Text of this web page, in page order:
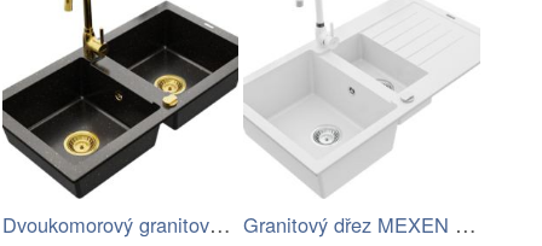
Dvoukomorový granitový dřez MEXEN MARIO… Granitový dřez MEXEN MATIAS s…